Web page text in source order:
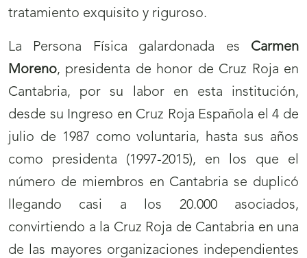
tratamiento exquisito y riguroso.
La Persona Física galardonada es Carmen
Moreno, presidenta de honor de Cruz Roja en
Cantabria, por su labor en esta institución,
desde su Ingreso en Cruz Roja Española el 4 de
julio de 1987 como voluntaria, hasta sus años
como presidenta (1997-2015), en los que el
número de miembros en Cantabria se duplicó
llegando casi a los 20.000 asociados,
convirtiendo a la Cruz Roja de Cantabria en una
de las mayores organizaciones independientes